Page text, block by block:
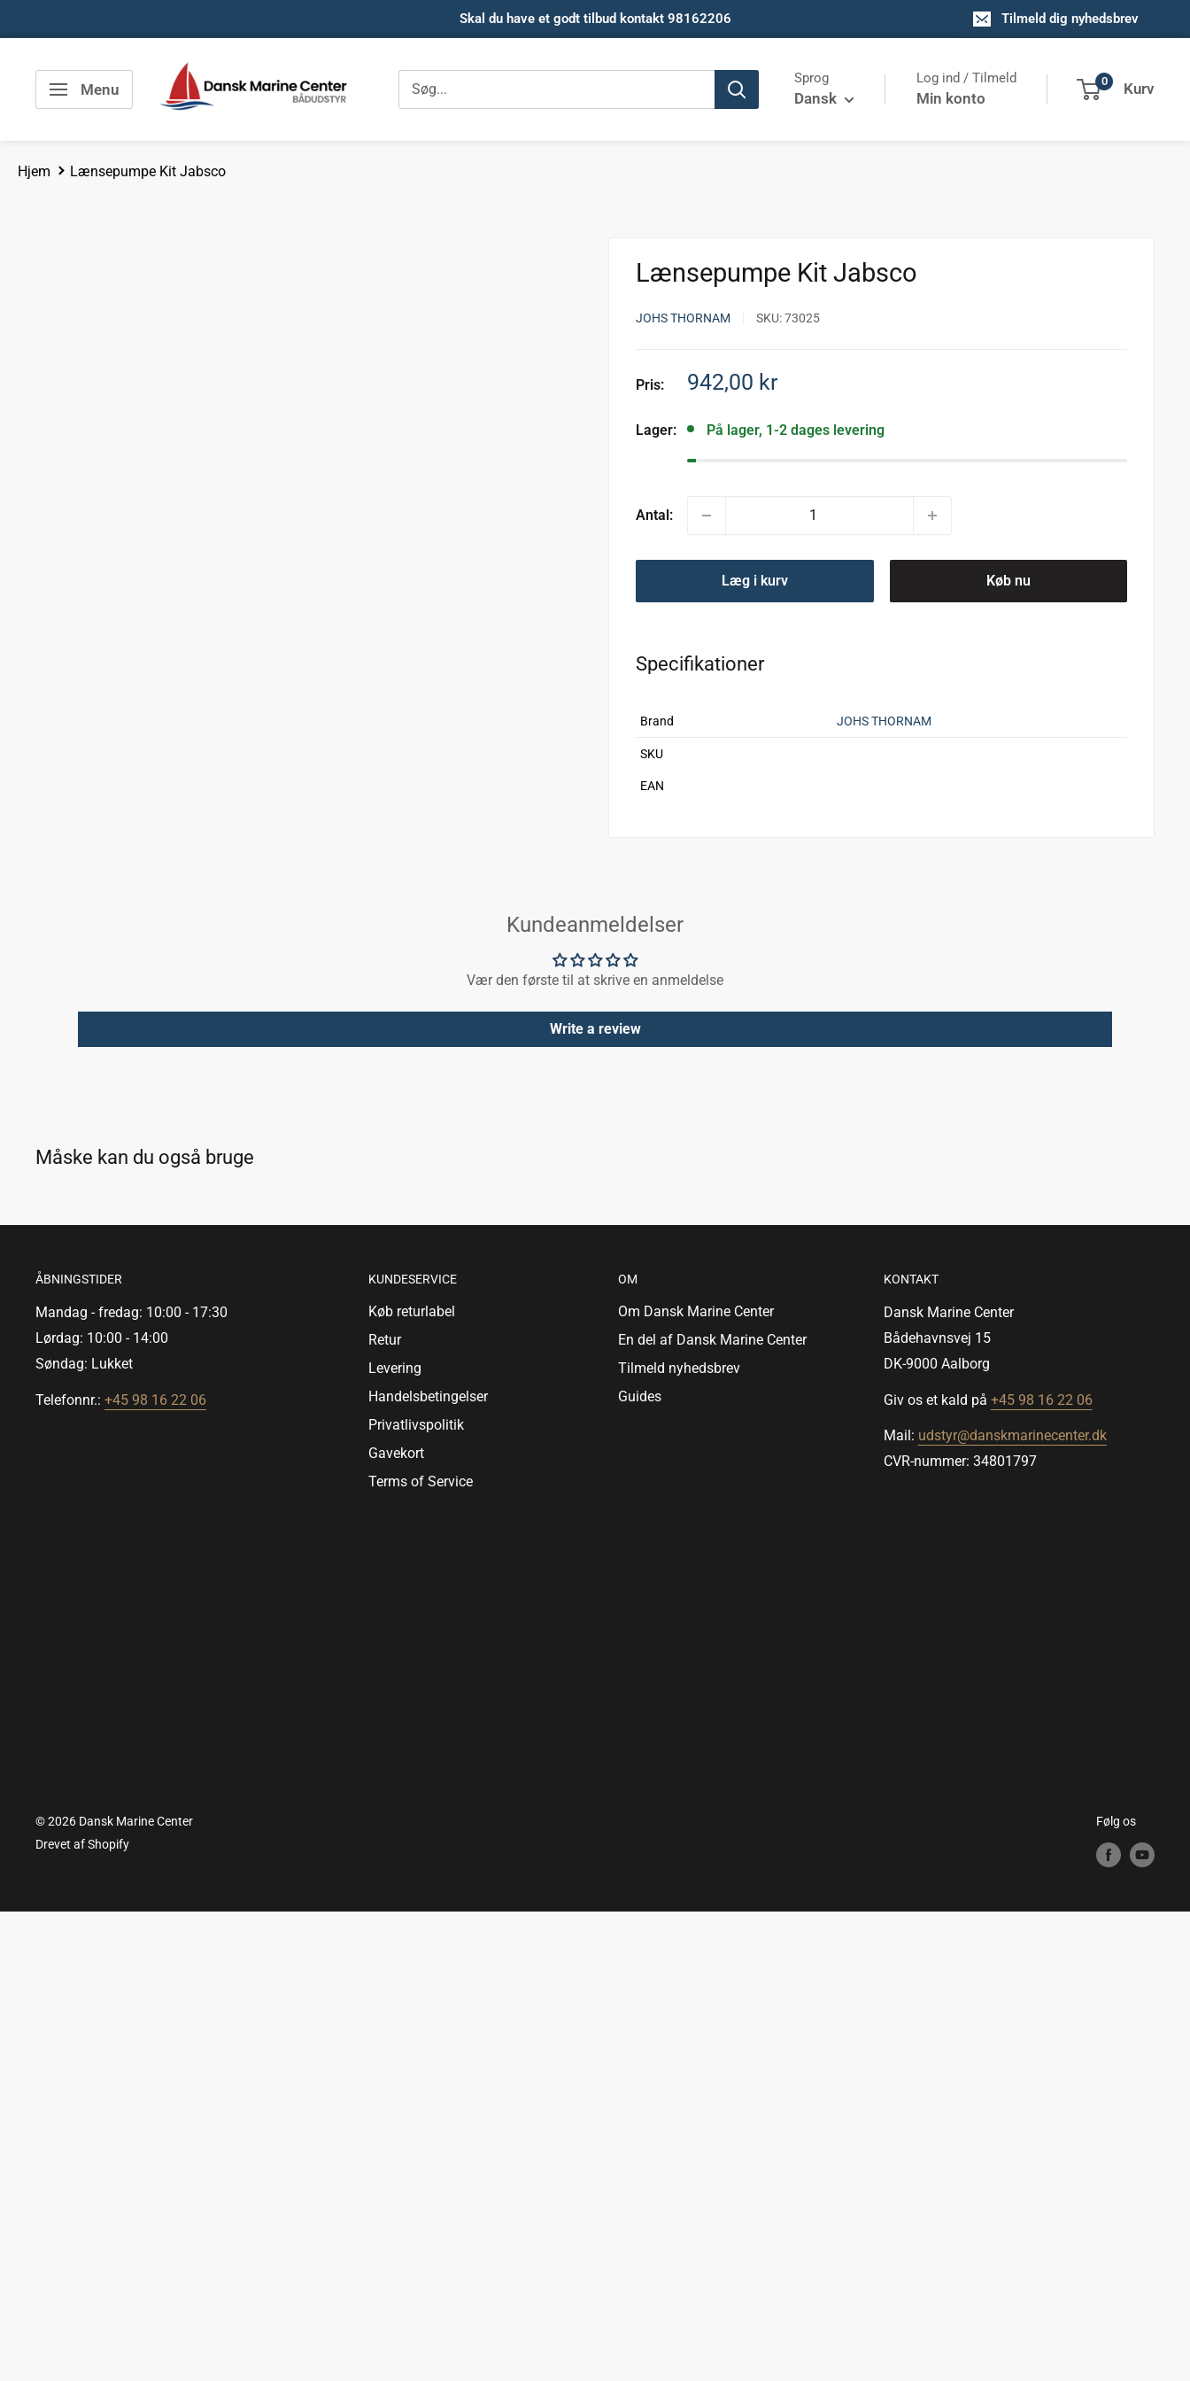
til
Skal du have et godt tilbud kontakt 98162206 Tilmeld dig nyhedsbrev
Menu
Dansk
Marine
Sprog
Dansk
Log ind / Tilmeld
Min konto
0 Kurv
Hjem Lænsepumpe Kit Jabsco
Lænsepumpe Kit Jabsco
JOHS THORNAM SKU:73025
Pris: Salgspris
942,00 kr
Lager: På lager, 1-2 dages levering
Antal:
Læg i kurv Køb nu
Specifikationer
Brand JOHS THORNAM
SKU
EAN
Kundeanmeldelser
Vær den første til at skrive en anmeldelse
Write a review
Måske kan du også bruge
ÅBNINGSTIDER
Mandag - fredag: 10:00 - 17:30
Lørdag: 10:00 - 14:00
Søndag: Lukket
Telefonnr.: +45 98 16 22 06
KUNDESERVICE
Køb returlabel
Retur
Levering
Handelsbetingelser
Privatlivspolitik
Gavekort
Terms of Service
OM
Om Dansk Marine Center
En del af Dansk Marine Center
Tilmeld nyhedsbrev
Guides
KONTAKT
Dansk Marine Center
Bådehavnsvej 15
DK-9000 Aalborg
Giv os et kald på +45 98 16 22 06
Mail: udstyr@danskmarinecenter.dk
CVR-nummer: 34801797
© 2026 Dansk Marine Center
Drevet af Shopify
Følg os